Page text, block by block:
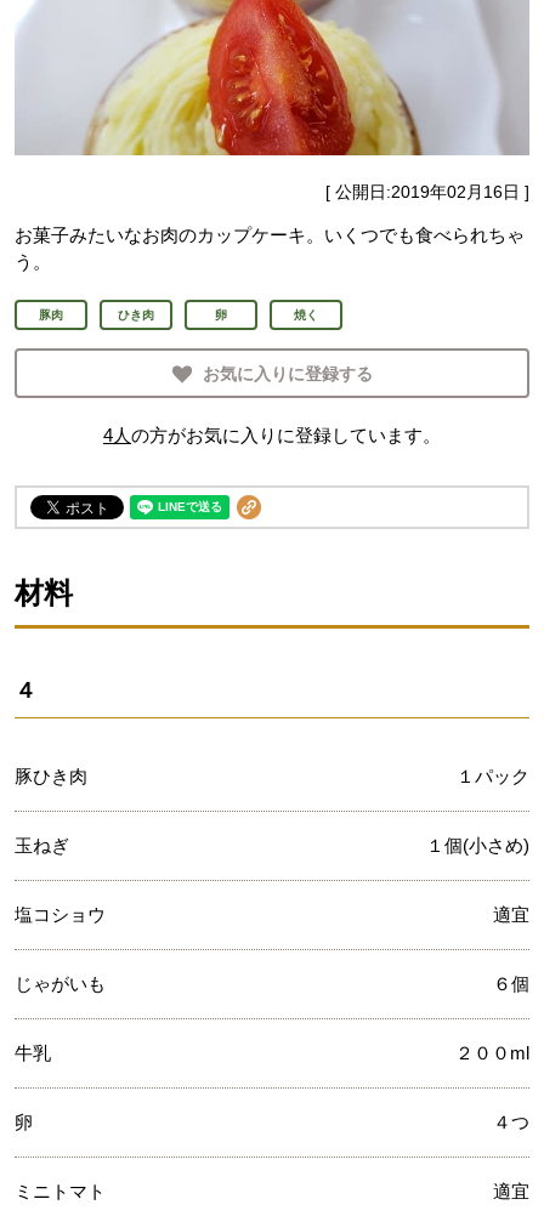
[ 公開日:2019年02月16日 ]
お菓子みたいなお肉のカップケーキ。いくつでも食べられちゃ
う。
豚肉 ひき肉 卵 焼く
お気に入りに登録する
4人の方がお気に入りに登録しています。
材料
４
豚ひき肉 １パック
玉ねぎ １個(小さめ)
塩コショウ 適宜
じゃがいも ６個
牛乳 ２００ml
卵 ４つ
ミニトマト 適宜